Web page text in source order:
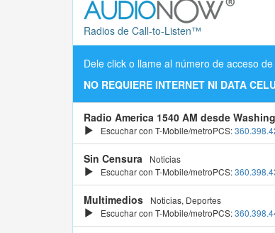
Radios de Call-to-Listen™
Dele click o llame al número de acceso
NO REQUIERE INTERNET NI DATA
Radio America 1540 AM desde
Escuchar con T-Mobile/metroPCS:
Sin Censura
Noticias
Escuchar con T-Mobile/metroPCS:
Multimedios
Noticias, Deportes
Escuchar con T-Mobile/metroPCS: